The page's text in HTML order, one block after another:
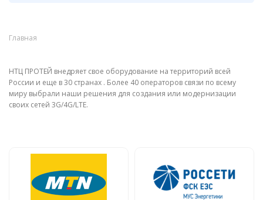
MVNE)
мобильной связи
NGN/IMS
коммуникации
город
Главная
НТЦ ПРОТЕЙ внедряет свое оборудование на территорий всей
России и еще в 30 странах . Более 40 операторов связи по всему
миру выбрали наши решения для создания или модернизации
своих сетей 3G/4G/LTE.